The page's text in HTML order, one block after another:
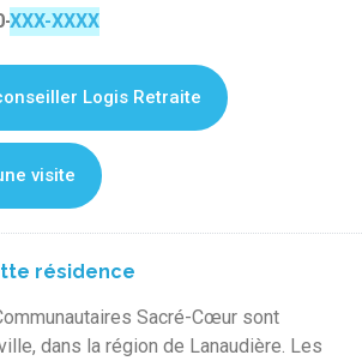
916-2607
Logis Retraite
visite
résidence
Sacré-Cœur sont
dans la région de Lanaudière. Les